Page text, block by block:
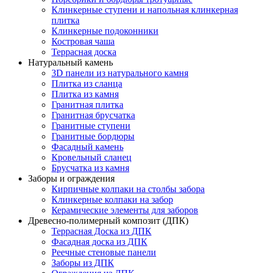
Клинкерные ступени и напольная клинкерная
плитка
Клинкерные подоконники
Костровая чаша
Террасная доска
Натуральный камень
3D панели из натурального камня
Плитка из сланца
Плитка из камня
Гранитная плитка
Гранитная брусчатка
Гранитные ступени
Гранитные бордюры
Фасадный камень
Кровельный сланец
Брусчатка из камня
Заборы и ограждения
Кирпичные колпаки на столбы забора
Клинкерные колпаки на забор
Керамические элементы для заборов
Древесно-полимерный композит (ДПК)
Террасная Доска из ДПК
Фасадная доска из ДПК
Реечные стеновые панели
Заборы из ДПК